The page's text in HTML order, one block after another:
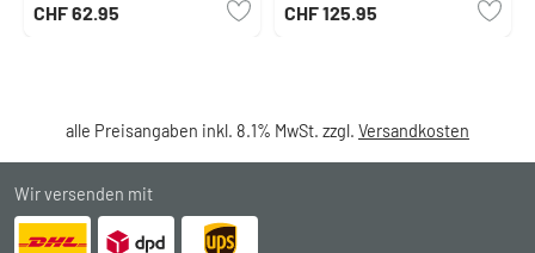
CHF 62.95 CHF 125.95
alle Preisangaben inkl. 8.1% MwSt. zzgl. Versandkosten
Wir versenden mit